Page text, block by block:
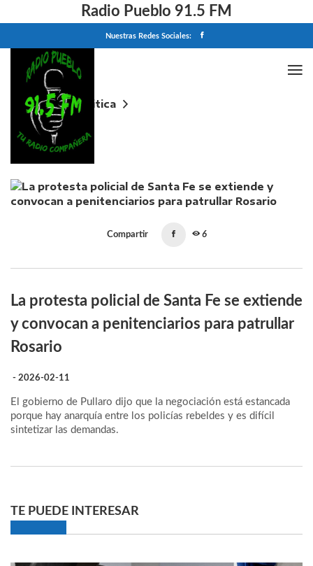
Radio Pueblo 91.5 FM
Nuestras Redes Sociales:
Home
Politica
La protesta policial de Santa Fe se extiende y
convocan a penitenciarios para patrullar Rosario
Compartir 6
La protesta policial de Santa Fe se extiende
y convocan a penitenciarios para patrullar
Rosario
- 2026-02-11
El gobierno de Pullaro dijo que la negociación está estancada
porque hay anarquía entre los policías rebeldes y es difícil
sintetizar las demandas.
TE PUEDE INTERESAR